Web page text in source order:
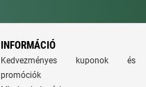
INFORMÁCIÓ
Kedvezményes kuponok és
promóciók